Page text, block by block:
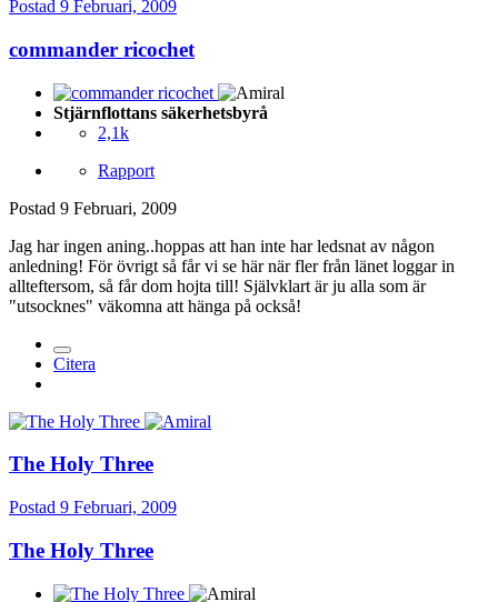
Postad 9 Februari, 2009
commander ricochet
Stjärnflottans säkerhetsbyrå
2,1k
Rapport
Postad 9 Februari, 2009
Jag har ingen aning..hoppas att han inte har ledsnat av någon
anledning! För övrigt så får vi se här när fler från länet loggar in
allteftersom, så får dom hojta till! Självklart är ju alla som är
"utsocknes" väkomna att hänga på också!
Citera
The Holy Three
Postad 9 Februari, 2009
The Holy Three